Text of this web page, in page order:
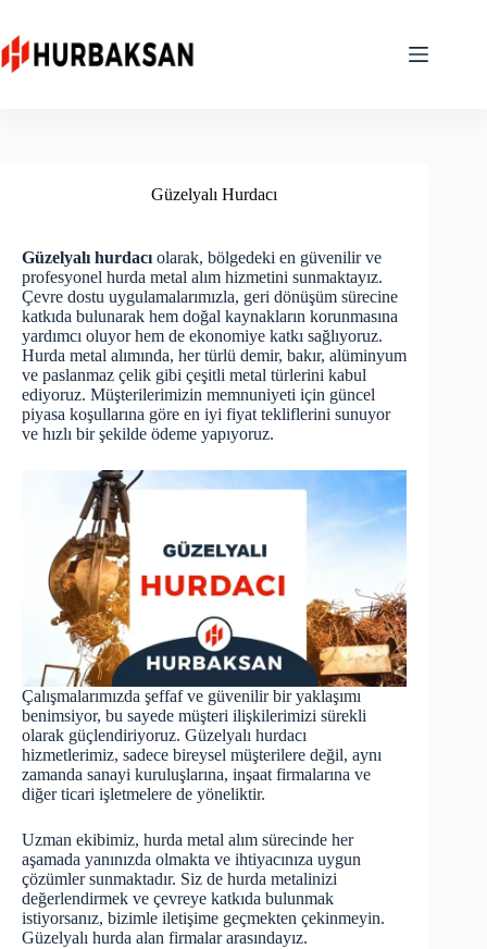
content
Güzelyalı Hurdacı
Güzelyalı hurdacı olarak, bölgedeki en güvenilir ve
profesyonel hurda metal alım hizmetini sunmaktayız.
Çevre dostu uygulamalarımızla, geri dönüşüm sürecine
katkıda bulunarak hem doğal kaynakların korunmasına
yardımcı oluyor hem de ekonomiye katkı sağlıyoruz.
Hurda metal alımında, her türlü demir, bakır, alüminyum
ve paslanmaz çelik gibi çeşitli metal türlerini kabul
ediyoruz. Müşterilerimizin memnuniyeti için güncel
piyasa koşullarına göre en iyi fiyat tekliflerini sunuyor
ve hızlı bir şekilde ödeme yapıyoruz.
Çalışmalarımızda şeffaf ve güvenilir bir yaklaşımı
benimsiyor, bu sayede müşteri ilişkilerimizi sürekli
olarak güçlendiriyoruz. Güzelyalı hurdacı
hizmetlerimiz, sadece bireysel müşterilere değil, aynı
zamanda sanayi kuruluşlarına, inşaat firmalarına ve
diğer ticari işletmelere de yöneliktir.
Uzman ekibimiz, hurda metal alım sürecinde her
aşamada yanınızda olmakta ve ihtiyacınıza uygun
çözümler sunmaktadır. Siz de hurda metalinizi
değerlendirmek ve çevreye katkıda bulunmak
istiyorsanız, bizimle iletişime geçmekten çekinmeyin.
Güzelyalı hurda alan firmalar arasındayız.